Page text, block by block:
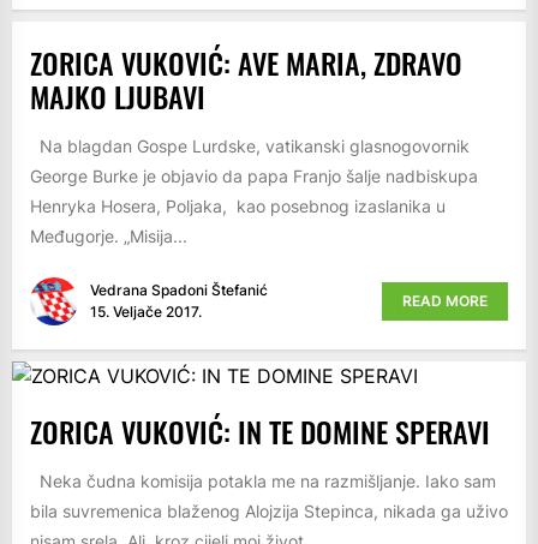
ZORICA VUKOVIĆ: AVE MARIA, ZDRAVO
MAJKO LJUBAVI
Na blagdan Gospe Lurdske, vatikanski glasnogovornik
George Burke je objavio da papa Franjo šalje nadbiskupa
Henryka Hosera, Poljaka, kao posebnog izaslanika u
Međugorje. „Misija...
Vedrana Spadoni Štefanić
15. Veljače 2017.
READ MORE
ZORICA VUKOVIĆ: IN TE DOMINE SPERAVI
Neka čudna komisija potakla me na razmišljanje. Iako sam
bila suvremenica blaženog Alojzija Stepinca, nikada ga uživo